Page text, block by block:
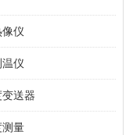
仪
仪
送器
测量